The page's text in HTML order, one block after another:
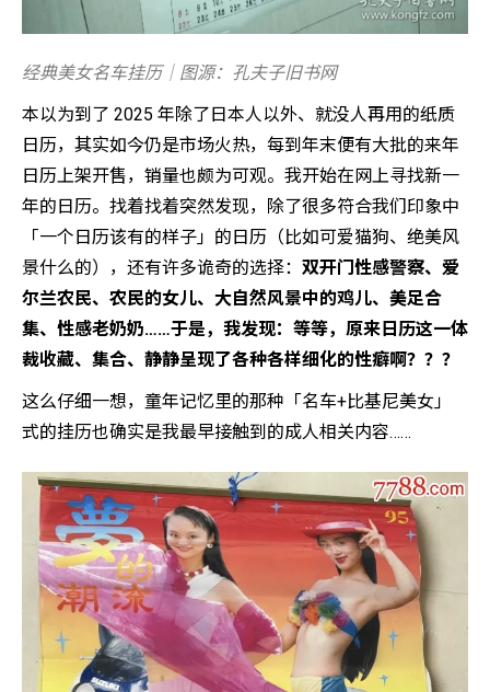
经典美女名车挂历｜图源：孔夫子旧书网
本以为到了 2025 年除了日本人以外、就没人再用的纸质
日历，其实如今仍是市场火热，每到年末便有大批的来年
日历上架开售，销量也颇为可观。我开始在网上寻找新一
年的日历。找着找着突然发现，除了很多符合我们印象中
「一个日历该有的样子」的日历（比如可爱猫狗、绝美风
景什么的），还有许多诡奇的选择： 双开门性感警察、爱
尔兰农民、农民的女儿、大自然风景中的鸡儿、美足合
集、性感老奶奶……于是，我发现：等等，原来日历这一体
裁收藏、集合、静静呈现了各种各样细化的性癖啊？？？
这么仔细一想，童年记忆里的那种「名车+比基尼美女」
式的挂历也确实是我最早接触到的成人相关内容……